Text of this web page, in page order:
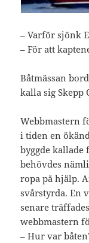
– Varför sjönk
– För att
Båtmässan
kalla sig Skepp
Webbmastern
i tiden en
byggde
behövdes
ropa på hjälp.
svårstyrda. En
senare
webbmastern
– Hur var